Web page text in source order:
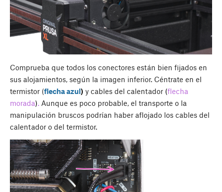
Comprueba que todos los conectores están bien fijados en
sus alojamientos, según la imagen inferior. Céntrate en el
termistor (flecha azul) y cables del calentador (flecha
morada). Aunque es poco probable, el transporte o la
manipulación bruscos podrían haber aflojado los cables del
calentador o del termistor.